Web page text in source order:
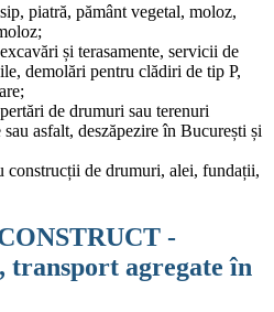
piatră, pământ vegetal, moloz,
excavări și terasamente, servicii de
demolări pentru clădiri de tip P,
de drumuri sau terenuri
asfalt, deszăpezire în București și
construcții de drumuri, alei, fundații,
-
transport agregate în